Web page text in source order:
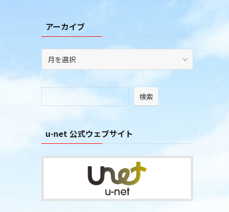
ーアーカイブ
イ
検索
u-net 公式ウェブサイト